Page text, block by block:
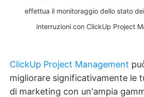
effettua il monitoraggio dello stato
interruzioni con ClickUp Project
ClickUp Project Management
migliorare significativamente le
di marketing con un'ampia